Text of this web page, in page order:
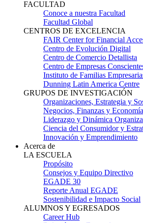
FACULTAD
Conoce a nuestra Facultad
Facultad Global
CENTROS DE EXCELENCIA
FAIR Center for Financial
Centro de Evolución Digital
Centro de Comercio Detallista
Centro de Empresas
Instituto de Familias
Dunning Latin America Centre
GRUPOS DE INVESTIGACIÓN
Organizaciones, Estrategia y
Negocios, Finanzas y
Liderazgo y Dinámica
Ciencia del Consumidor y
Innovación y Emprendimiento
Acerca de
LA ESCUELA
Propósito
Consejos y Equipo Directivo
EGADE 30
Reporte Anual EGADE
Sostenibilidad e Impacto Social
ALUMNOS Y EGRESADOS
Career Hub